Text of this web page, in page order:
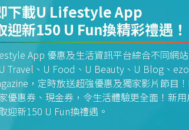
下載U Lifestyle App
迎新150 U Fun換精彩禮遇！
App 優惠及生活資訊平台綜合不同網
Travel、U Food、U Beauty、U Blog、
，定時放送超強優惠及獨家影片節目
優惠券、現金券，令生活體驗更全面！新
迎新150 U Fun換禮遇。